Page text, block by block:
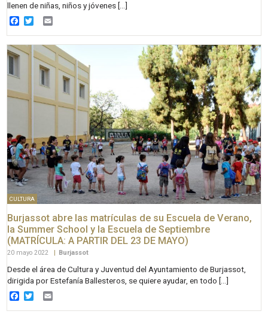
llenen de niñas, niños y jóvenes […]
Facebook
Twitter
CULTURA
Burjassot abre las matrículas de su Escuela de Verano,
la Summer School y la Escuela de Septiembre
(MATRÍCULA: A PARTIR DEL 23 DE MAYO)
20 mayo 2022 | Burjassot
Desde el área de Cultura y Juventud del Ayuntamiento de Burjassot,
dirigida por Estefanía Ballesteros, se quiere ayudar, en todo […]
Facebook
Twitter